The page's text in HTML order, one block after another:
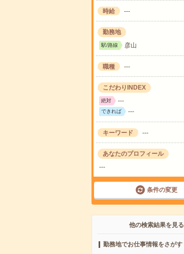
時給 ---
勤務地
駅/路線 彦山
職種 ---
こだわりINDEX
絶対 ---
できれば ---
キーワード ---
あなたのプロフィール
---
条件の変更
他の検索結果を見る
勤務地でお仕事情報をさがす